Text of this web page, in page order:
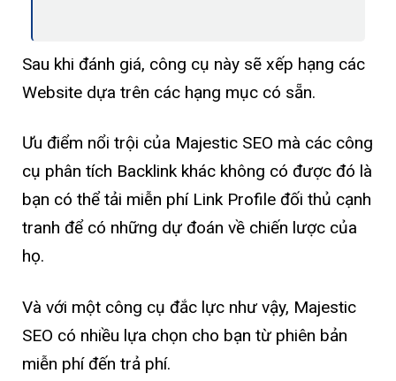
Sau khi đánh giá, công cụ này sẽ xếp hạng các
Website dựa trên các hạng mục có sẵn.
Ưu điểm nổi trội của Majestic SEO mà các công
cụ phân tích Backlink khác không có được đó là
bạn có thể tải miễn phí Link Profile đối thủ cạnh
tranh để có những dự đoán về chiến lược của
họ.
Và với một công cụ đắc lực như vậy, Majestic
SEO có nhiều lựa chọn cho bạn từ phiên bản
miễn phí đến trả phí.